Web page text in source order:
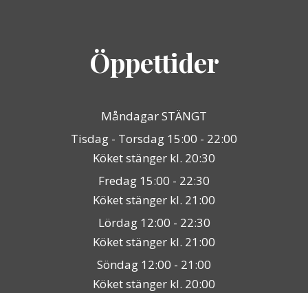
Öppettider
Måndagar STÄNGT
Tisdag - Torsdag 15:00 - 22:00
Köket stänger kl. 20:30
Fredag 15:00 - 22:30
Köket stänger kl. 21:00
Lördag 12:00 - 22:30
Köket stänger kl. 21:00
Söndag 12:00 - 21:00
Köket stänger kl. 20:00